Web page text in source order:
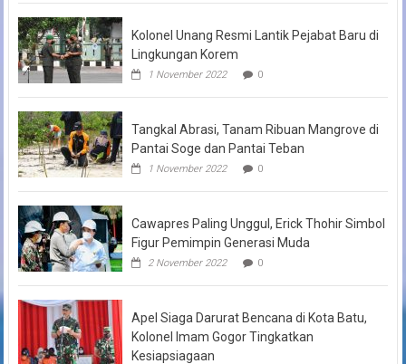
Kolonel Unang Resmi Lantik Pejabat Baru di
Lingkungan Korem
1 November 2022 0
Tangkal Abrasi, Tanam Ribuan Mangrove di
Pantai Soge dan Pantai Teban
1 November 2022 0
Cawapres Paling Unggul, Erick Thohir Simbol
Figur Pemimpin Generasi Muda
2 November 2022 0
Apel Siaga Darurat Bencana di Kota Batu,
Kolonel Imam Gogor Tingkatkan
Kesiapsiagaan